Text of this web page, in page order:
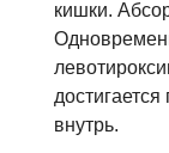
кишки.
внутрь.